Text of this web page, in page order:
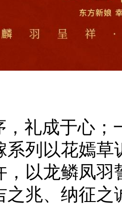
成于心；
系列以花嫣
，以龙鳞凤
之兆、纳征